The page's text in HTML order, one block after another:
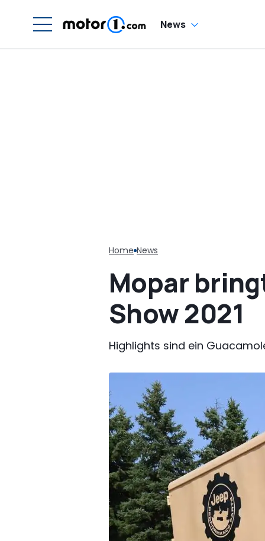
News
Home News
Mopar
Show 2021
Highlights sind ein